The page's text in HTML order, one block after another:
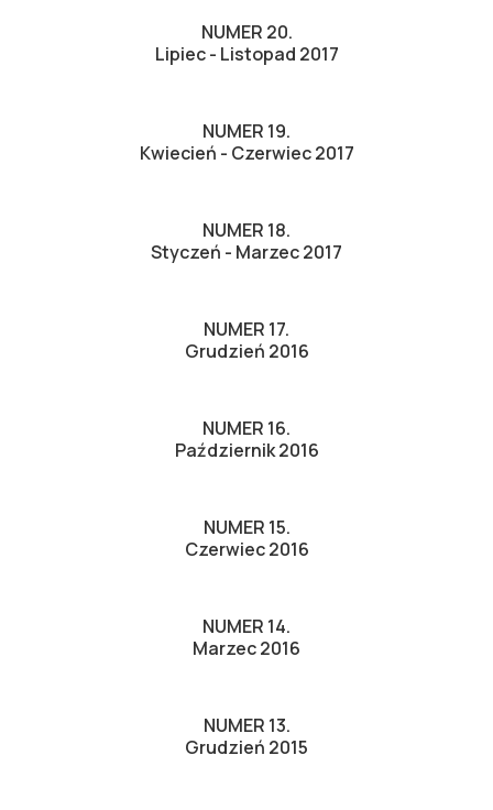
NUMER 20.
Lipiec - Listopad 2017
NUMER 19.
Kwiecień - Czerwiec 2017
NUMER 18.
Styczeń - Marzec 2017
NUMER 17.
Grudzień 2016
NUMER 16.
Październik 2016
NUMER 15.
Czerwiec 2016
NUMER 14.
Marzec 2016
NUMER 13.
Grudzień 2015